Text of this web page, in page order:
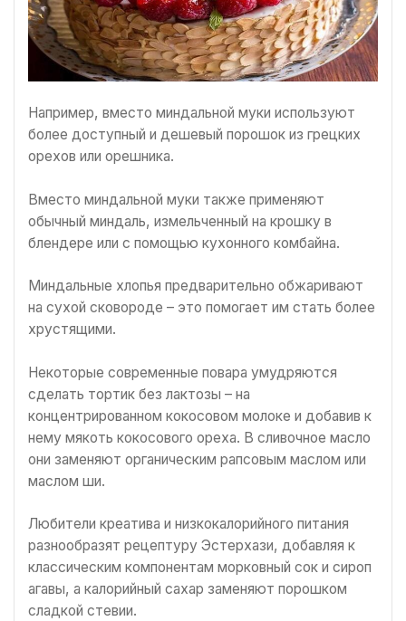
Например, вместо миндальной муки используют
более доступный и дешевый порошок из грецких
орехов или орешника.
Вместо миндальной муки также применяют
обычный миндаль, измельченный на крошку в
блендере или с помощью кухонного комбайна.
Миндальные хлопья предварительно обжаривают
на сухой сковороде – это помогает им стать более
хрустящими.
Некоторые современные повара умудряются
сделать тортик без лактозы – на
концентрированном кокосовом молоке и добавив к
нему мякоть кокосового ореха. В сливочное масло
они заменяют органическим рапсовым маслом или
маслом ши.
Любители креатива и низкокалорийного питания
разнообразят рецептуру Эстерхази, добавляя к
классическим компонентам морковный сок и сироп
агавы, а калорийный сахар заменяют порошком
сладкой стевии.